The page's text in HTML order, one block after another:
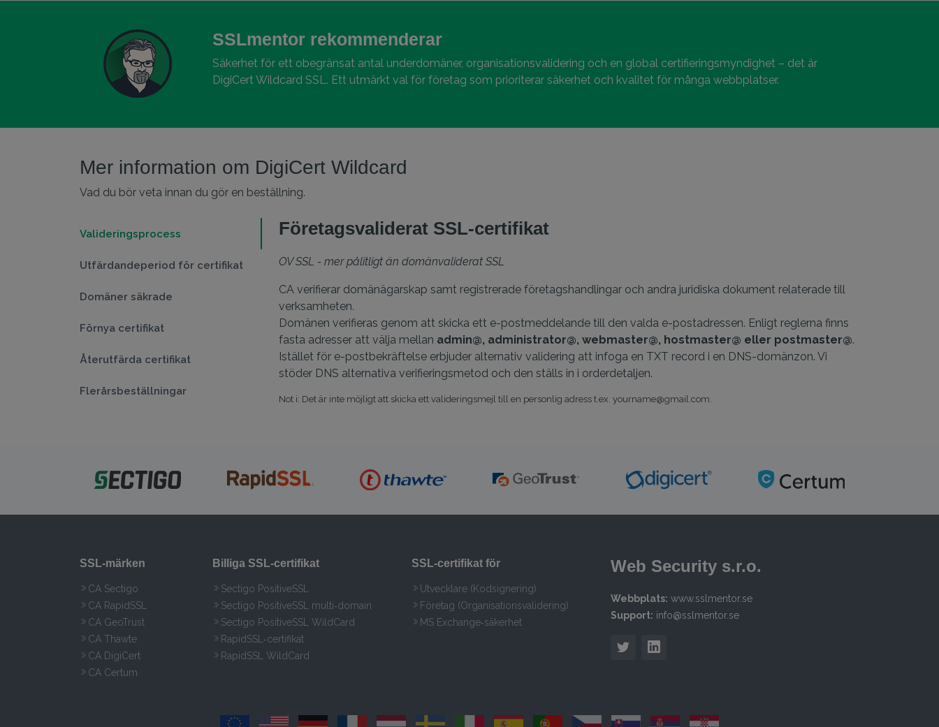
SSLmentor rekommenderar
Säkerhet för ett obegränsat antal underdomäner, organisationsvalidering och en global certifieringsmyndighet – det är
DigiCert Wildcard SSL. Ett utmärkt val för företag som prioriterar säkerhet och kvalitet för många webbplatser.
Mer information om DigiCert Wildcard
Vad du bör veta innan du gör en beställning.
Valideringsprocess
Utfärdandeperiod för certifikat
Domäner säkrade
Förnya certifikat
Återutfärda certifikat
Flerårsbeställningar
Företagsvaliderat SSL-certifikat
OV SSL - mer pålitligt än domänvaliderat SSL
CA verifierar domänägarskap samt registrerade företagshandlingar och andra juridiska dokument relaterade till
verksamheten.
Domänen verifieras genom att skicka ett e-postmeddelande till den valda e-postadressen. Enligt reglerna finns
fasta adresser att välja mellan admin@, administrator@, webmaster@, hostmaster@ eller postmaster@.
Istället för e-postbekräftelse erbjuder alternativ validering att infoga en TXT record i en DNS-domänzon. Vi
stöder DNS alternativa verifieringsmetod och den ställs in i orderdetaljen.
Not i: Det är inte möjligt att skicka ett valideringsmejl till en personlig adress t.ex. yourname@gmail.com.
SSL‑märken
CA Sectigo
CA RapidSSL
CA GeoTrust
CA Thawte
CA DigiCert
CA Certum
Billiga SSL‑certifikat
Sectigo PositiveSSL
Sectigo PositiveSSL multi‑domain
Sectigo PositiveSSL WildCard
RapidSSL‑certifikat
RapidSSL WildCard
SSL‑certifikat för
Utvecklare (Kodsignering)
Företag (Organisationsvalidering)
MS Exchange‑säkerhet
Web Security s.r.o.
Webbplats: www.sslmentor.se
Support: info@sslmentor.se